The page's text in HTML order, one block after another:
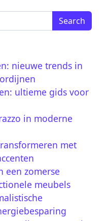
nieuwe trends in
ultieme gids voor
in moderne
met
een zomerse
meubels